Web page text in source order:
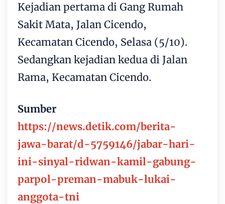
Kejadian pertama di Gang Rumah
Sakit Mata, Jalan Cicendo,
Kecamatan Cicendo, Selasa (5/10).
Sedangkan kejadian kedua di Jalan
Rama, Kecamatan Cicendo.
Sumber
https://news.detik.com/berita-
jawa-barat/d-5759146/jabar-hari-
ini-sinyal-ridwan-kamil-gabung-
parpol-preman-mabuk-lukai-
anggota-tni